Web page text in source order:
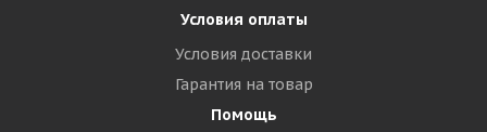
Условия оплаты
Условия доставки
Гарантия на товар
Помощь